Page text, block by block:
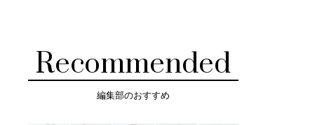
Recommended
編集部のおすすめ